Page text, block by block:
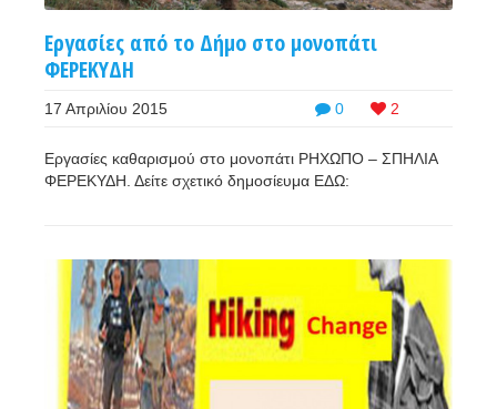
Εργασίες από το Δήμο στο μονοπάτι
ΦΕΡΕΚΥΔΗ
0 2
17 Απριλίου 2015
Εργασίες καθαρισμού στο μονοπάτι ΡΗΧΩΠΟ – ΣΠΗΛΙΑ
ΦΕΡΕΚΥΔΗ. Δείτε σχετικό δημοσίευμα ΕΔΩ: